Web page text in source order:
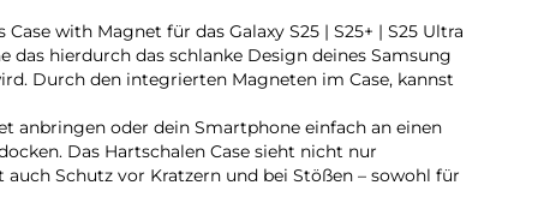
with Magnet für das Galaxy S25 | S25+ | S25 Ultra
das hierdurch das schlanke Design deines Samsung
Durch den integrierten Magneten im Case, kannst
anbringen oder dein Smartphone einfach an einen
Das Hartschalen Case sieht nicht nur
Schutz vor Kratzern und bei Stößen – sowohl für